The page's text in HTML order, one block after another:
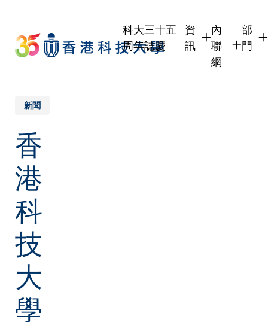
main
content
科大三十五
周年誌慶
資
訊
內
聯
網
部
門
新聞
香
港
科
技
大
學